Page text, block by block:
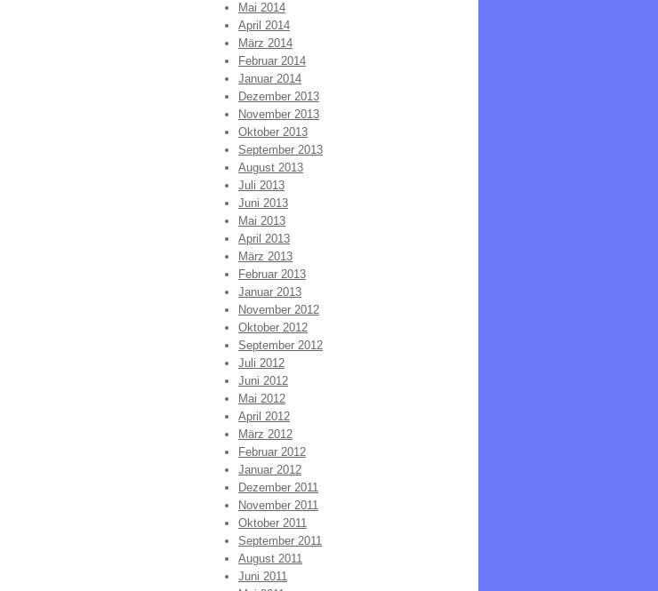
Mai 2014
April 2014
März 2014
Februar 2014
Januar 2014
Dezember 2013
November 2013
Oktober 2013
September 2013
August 2013
Juli 2013
Juni 2013
Mai 2013
April 2013
März 2013
Februar 2013
Januar 2013
November 2012
Oktober 2012
September 2012
Juli 2012
Juni 2012
Mai 2012
April 2012
März 2012
Februar 2012
Januar 2012
Dezember 2011
November 2011
Oktober 2011
September 2011
August 2011
Juni 2011